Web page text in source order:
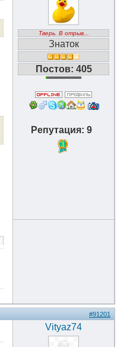
Тверь. В отрыв...
Знаток
Постов: 405
Репутация: 9
3
#91201
Vityaz74